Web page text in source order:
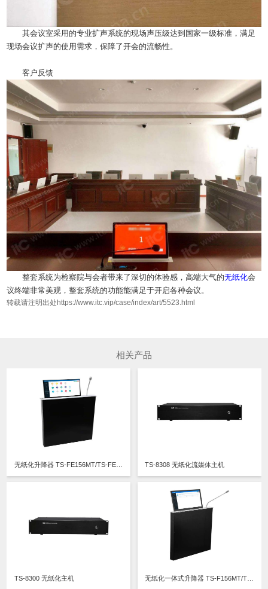
其会议室采用的专业扩声系统的现场声压级达到国家一级标准，满足
现场会议扩声的使用需求，保障了开会的流畅性。
客户反馈
整套系统为检察院与会者带来了深切的体验感，高端大气的无纸化会
议终端非常美观，整套系统的功能能满足于开启各种会议。
转载请注明出处https://www.itc.vip/case/index/art/5523.html
相关产品
无纸化升降器 TS-FE156MT/TS-FE173MT/TS-FE173MT3/TS-FE215MT/TS-FE215MT3 TS-8308 无纸化流媒体主机
TS-8300 无纸化主机